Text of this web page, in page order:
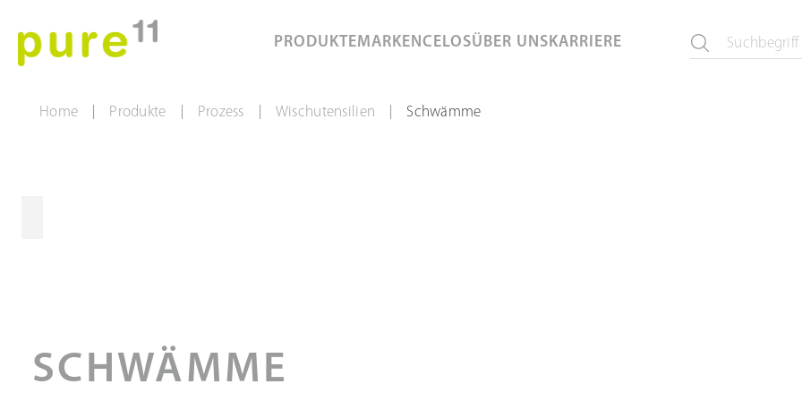
PRODUKTEMARKENCELOSÜBER UNS KARRIERE
Home Produkte Prozess Wischutensilien Schwämme
SCHWÄMME